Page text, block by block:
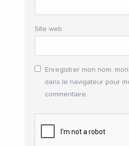
Site web
Enregistrer mon nom,
dans le navigateur pour
commentaire.